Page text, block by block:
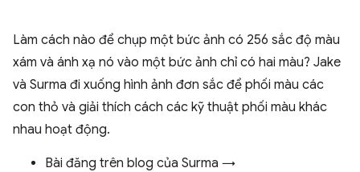
Làm cách nào để chụp một bức ảnh có 256 sắc độ màu
xám và ánh xạ nó vào một bức ảnh chỉ có hai màu? Jake
và Surma đi xuống hình ảnh đơn sắc để phối màu các
con thỏ và giải thích cách các kỹ thuật phối màu khác
nhau hoạt động.
Bài đăng trên blog của Surma →